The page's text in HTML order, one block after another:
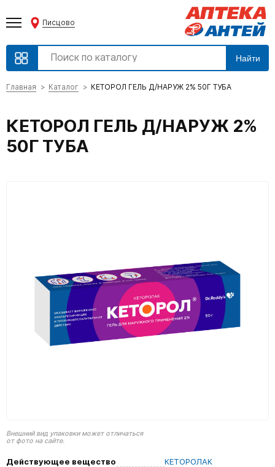
Писцово
Найти
Главная Каталог КЕТОРОЛ ГЕЛЬ Д/НАРУЖ 2% 50Г ТУБА
КЕТОРОЛ ГЕЛЬ Д/НАРУЖ 2%
50Г ТУБА
Внешний вид упаковки может отличаться
от фото на сайте.
Действующее вещество
КЕТОРОЛАК